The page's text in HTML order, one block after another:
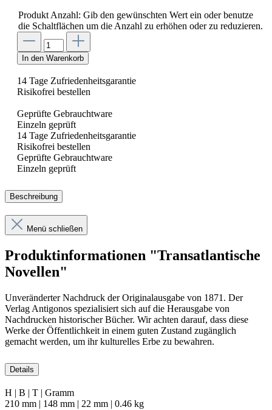
Produkt Anzahl: Gib den gewünschten Wert ein oder benutze
die Schaltflächen um die Anzahl zu erhöhen oder zu reduzieren.
In den Warenkorb
14 Tage Zufriedenheitsgarantie
Risikofrei bestellen
Geprüfte Gebrauchtware
Einzeln geprüft
14 Tage Zufriedenheitsgarantie
Risikofrei bestellen
Geprüfte Gebrauchtware
Einzeln geprüft
Beschreibung
Menü schließen
Produktinformationen "Transatlantische
Novellen"
Unveränderter Nachdruck der Originalausgabe von 1871. Der
Verlag Antigonos spezialisiert sich auf die Herausgabe von
Nachdrucken historischer Bücher. Wir achten darauf, dass diese
Werke der Öffentlichkeit in einem guten Zustand zugänglich
gemacht werden, um ihr kulturelles Erbe zu bewahren.
Details
H | B | T | Gramm
210 mm | 148 mm | 22 mm | 0.46 kg